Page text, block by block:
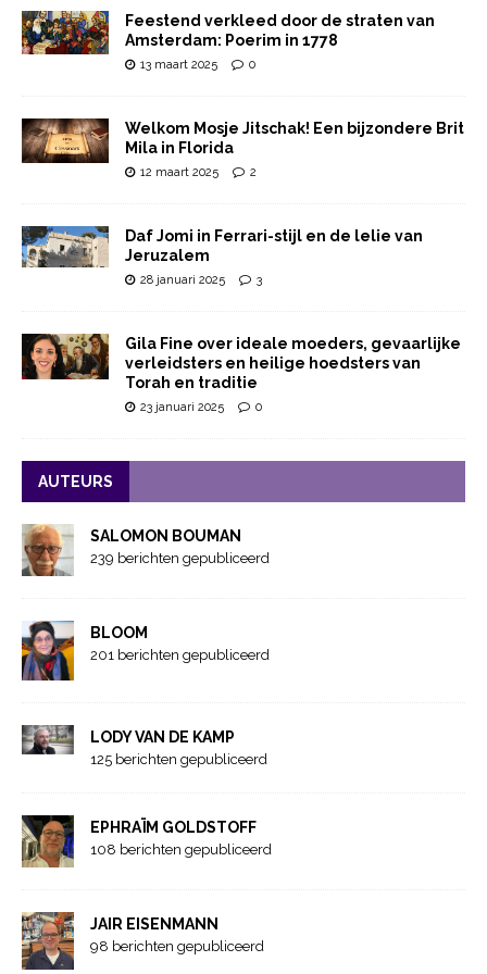
Feestend verkleed door de straten van
Amsterdam: Poerim in 1778
13 maart 2025 0
Welkom Mosje Jitschak! Een bijzondere Brit
Mila in Florida
12 maart 2025 2
Daf Jomi in Ferrari-stijl en de lelie van
Jeruzalem
28 januari 2025 3
Gila Fine over ideale moeders, gevaarlijke
verleidsters en heilige hoedsters van
Torah en traditie
23 januari 2025 0
AUTEURS
SALOMON BOUMAN
239 berichten gepubliceerd
BLOOM
201 berichten gepubliceerd
LODY VAN DE KAMP
125 berichten gepubliceerd
EPHRAÏM GOLDSTOFF
108 berichten gepubliceerd
JAIR EISENMANN
98 berichten gepubliceerd